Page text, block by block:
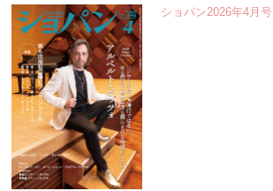
ショパン2026年4月号